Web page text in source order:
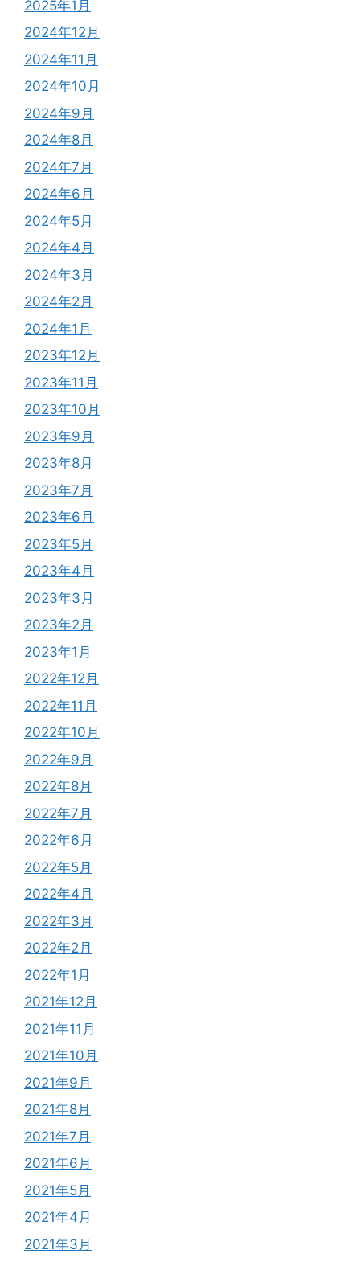
2025年1月
2024年12月
2024年11月
2024年10月
2024年9月
2024年8月
2024年7月
2024年6月
2024年5月
2024年4月
2024年3月
2024年2月
2024年1月
2023年12月
2023年11月
2023年10月
2023年9月
2023年8月
2023年7月
2023年6月
2023年5月
2023年4月
2023年3月
2023年2月
2023年1月
2022年12月
2022年11月
2022年10月
2022年9月
2022年8月
2022年7月
2022年6月
2022年5月
2022年4月
2022年3月
2022年2月
2022年1月
2021年12月
2021年11月
2021年10月
2021年9月
2021年8月
2021年7月
2021年6月
2021年5月
2021年4月
2021年3月